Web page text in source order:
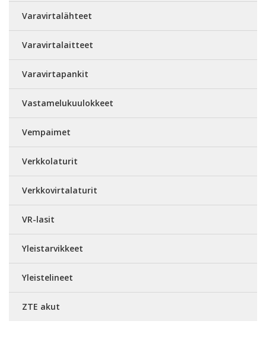
Varavirtalähteet
Varavirtalaitteet
Varavirtapankit
Vastamelukuulokkeet
Vempaimet
Verkkolaturit
Verkkovirtalaturit
VR-lasit
Yleistarvikkeet
Yleistelineet
ZTE akut